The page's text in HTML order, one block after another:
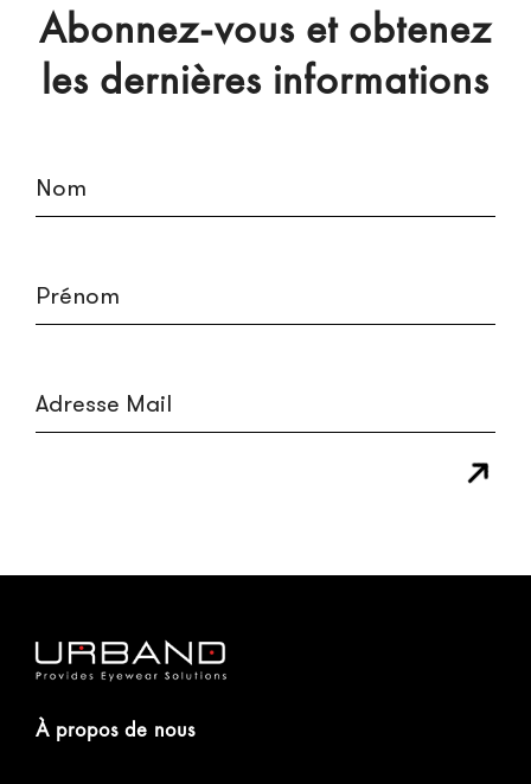
Abonnez-vous et obtenez
les dernières informations
À propos de nous